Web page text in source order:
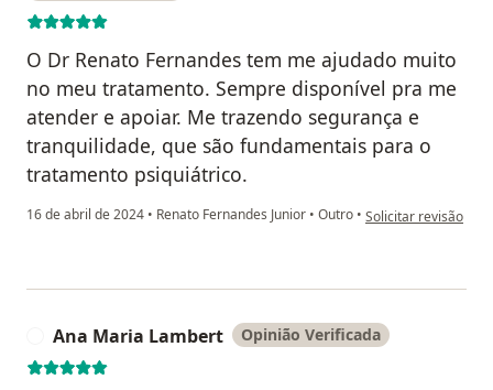
O Dr Renato Fernandes tem me ajudado muito
no meu tratamento. Sempre disponível pra me
atender e apoiar. Me trazendo segurança e
tranquilidade, que são fundamentais para o
tratamento psiquiátrico.
16 de abril de 2024 • Renato Fernandes Junior • Outro • na opinião do
Solicitar revisão
Ana Maria Lambert Opinião Verificada